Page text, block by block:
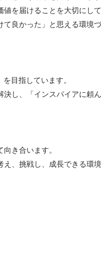
を届けることを大切にして
良かった」と思える環境
目指しています。
し、「インスパイアに頼
き合います。
、挑戦し、成長できる環境